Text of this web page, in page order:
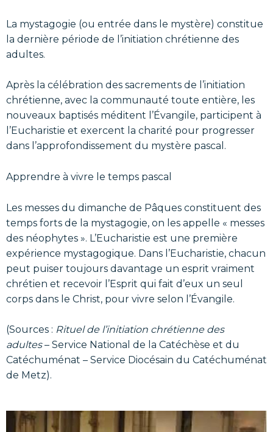
La mystagogie (ou entrée dans le mystère) constitue
la dernière période de l’initiation chrétienne des
adultes.
Après la célébration des sacrements de l’initiation
chrétienne, avec la communauté toute entière, les
nouveaux baptisés méditent l’Évangile, participent à
l’Eucharistie et exercent la charité pour progresser
dans l’approfondissement du mystère pascal.
Apprendre à vivre le temps pascal
Les messes du dimanche de Pâques constituent des
temps forts de la mystagogie, on les appelle « messes
des néophytes ». L’Eucharistie est une première
expérience mystagogique. Dans l’Eucharistie, chacun
peut puiser toujours davantage un esprit vraiment
chrétien et recevoir l’Esprit qui fait d’eux un seul
corps dans le Christ, pour vivre selon l’Évangile.
(Sources : Rituel de l’initiation chrétienne des
adultes– Service National de la Catéchèse et du
Catéchuménat – Service Diocésain du Catéchuménat
de Metz).